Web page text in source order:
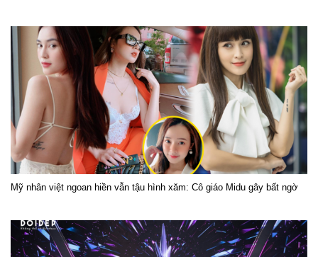
Mỹ nhân việt ngoan hiền vẫn tậu hình xăm: Cô giáo Midu gây bất ngờ